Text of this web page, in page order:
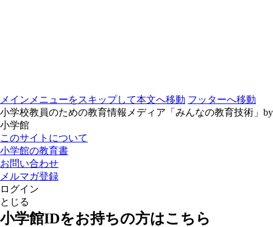
メインメニューをスキップして本文へ移動 フッターへ移動
小学校教員のための教育情報メディア「みんなの教育技術」by
小学館
このサイトについて
小学館の教育書
お問い合わせ
メルマガ登録
ログイン
とじる
小学館IDをお持ちの方はこちら